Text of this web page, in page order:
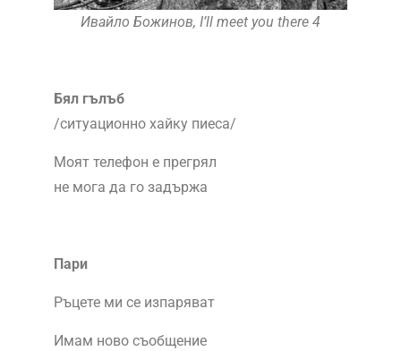
Ивайло Божинов, I’ll meet you there 4
Бял гълъб
/ситуационно хайку пиеса/
Моят телефон е прегрял
не мога да го задържа
Пари
Ръцете ми се изпаряват
Имам ново съобщение